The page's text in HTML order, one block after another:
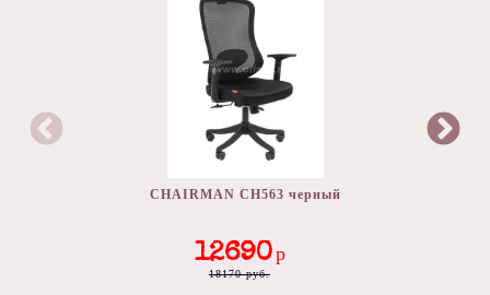
CHAIRMAN CH563 черный
12690р
18170 руб.